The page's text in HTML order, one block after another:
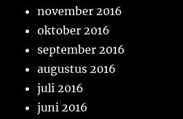
november 2016
oktober 2016
september 2016
augustus 2016
juli 2016
juni 2016